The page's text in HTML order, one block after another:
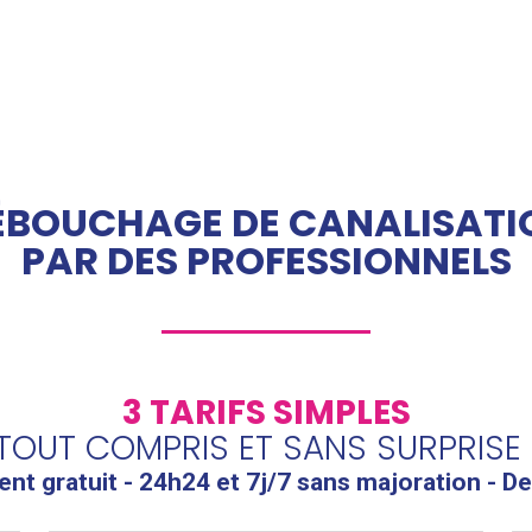
DE
PAR DES PROFESSIONNELS
3 TARIFS SIMPLES
COMPRIS ET SANS SURPRISE
gratuit - 24h24 et 7j/7 sans majoration -